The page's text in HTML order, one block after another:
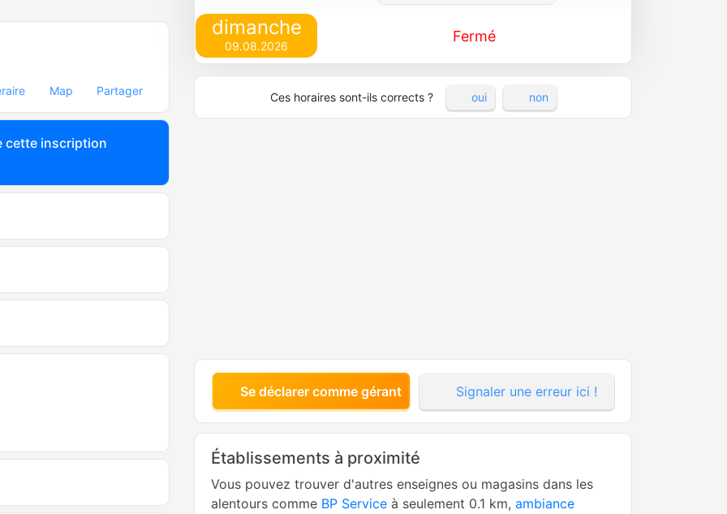
Map Partager
cette inscription
dimanche
09.08.2026
Fermé
Ces horaires sont-ils corrects ? oui non
Se déclarer comme gérant Signaler une erreur ici !
Établissements à proximité
Vous pouvez trouver d'autres enseignes ou magasins dans les
alentours comme BP Service à seulement 0.1 km, ambiance